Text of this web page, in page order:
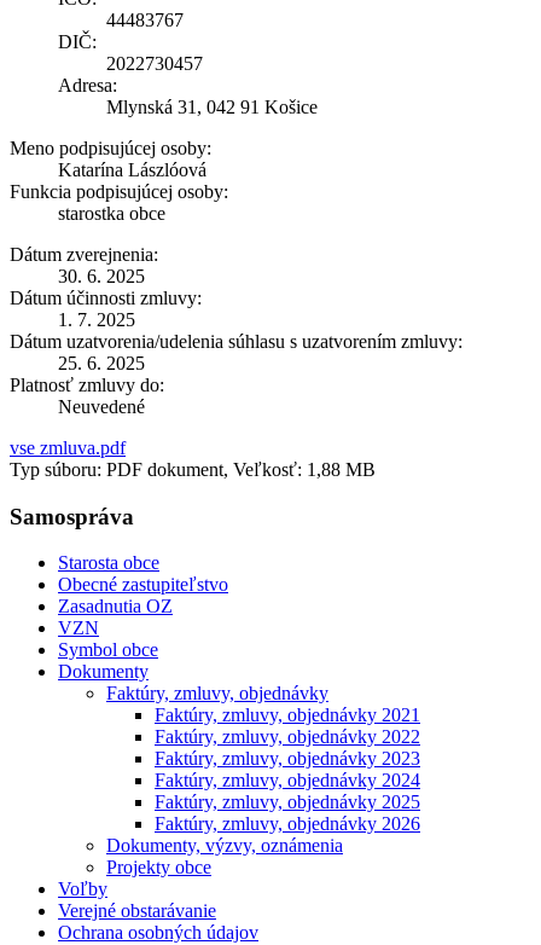
44483767
DIČ:
2022730457
Adresa:
Mlynská 31, 042 91 Košice
Meno podpisujúcej osoby:
Katarína Lászlóová
Funkcia podpisujúcej osoby:
starostka obce
Dátum zverejnenia:
30. 6. 2025
Dátum účinnosti zmluvy:
1. 7. 2025
Dátum uzatvorenia/udelenia súhlasu s uzatvorením zmluvy:
25. 6. 2025
Platnosť zmluvy do:
Neuvedené
vse zmluva.pdf
Typ súboru: PDF dokument, Veľkosť: 1,88 MB
Samospráva
Starosta obce
Obecné zastupiteľstvo
Zasadnutia OZ
VZN
Symbol obce
Dokumenty
Faktúry, zmluvy, objednávky
Faktúry, zmluvy, objednávky 2021
Faktúry, zmluvy, objednávky 2022
Faktúry, zmluvy, objednávky 2023
Faktúry, zmluvy, objednávky 2024
Faktúry, zmluvy, objednávky 2025
Faktúry, zmluvy, objednávky 2026
Dokumenty, výzvy, oznámenia
Projekty obce
Voľby
Verejné obstarávanie
Ochrana osobných údajov